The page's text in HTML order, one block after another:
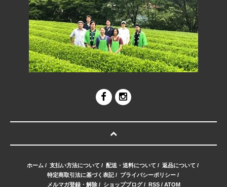
ホーム / 支払い方法について / 配送・送料について / 返品について /
特定商取引法に基づく表記/ プライバシーポリシー/
メルマガ登録・解除/ ショップブログ/ RSS/ ATOM